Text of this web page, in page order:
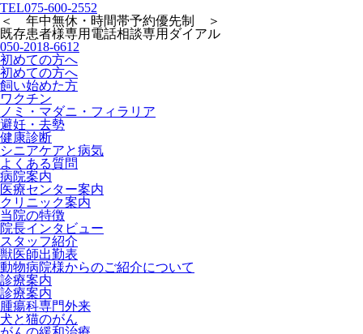
TEL075-600-2552
＜ 年中無休・時間帯予約優先制 ＞
既存患者様専用 電話相談専用ダイアル
050-2018-6612
初めての方へ
初めての方へ
飼い始めた方
ワクチン
ノミ・マダニ・フィラリア
避妊・去勢
健康診断
シニアケアと病気
よくある質問
病院案内
医療センター案内
クリニック案内
当院の特徴
院長インタビュー
スタッフ紹介
獣医師出勤表
動物病院様からのご紹介について
診療案内
診療案内
腫瘍科専門外来
犬と猫のがん